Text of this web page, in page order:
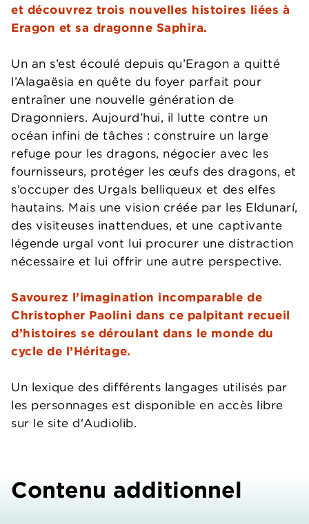
et découvrez trois nouvelles histoires liées à
Eragon et sa dragonne Saphira.
Un an s’est écoulé depuis qu’Eragon a quitté
l’Alagaësia en quête du foyer parfait pour
entraîner une nouvelle génération de
Dragonniers. Aujourd’hui, il lutte contre un
océan infini de tâches : construire un large
refuge pour les dragons, négocier avec les
fournisseurs, protéger les œufs des dragons, et
s’occuper des Urgals belliqueux et des elfes
hautains. Mais une vision créée par les Eldunarí,
des visiteuses inattendues, et une captivante
légende urgal vont lui procurer une distraction
nécessaire et lui offrir une autre perspective.
Savourez l’imagination incomparable de
Christopher Paolini dans ce palpitant recueil
d’histoires se déroulant dans le monde du
cycle de l’Héritage.
Un lexique des différents langages utilisés par
les personnages est disponible en accès libre
sur le site d'Audiolib.
Contenu additionnel